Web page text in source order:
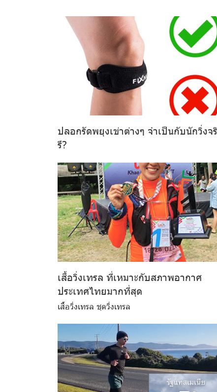
ปลอกรัดพยุงเข่าต่างๆ จำเป็นกับนักวิ่งจ
รึ?
เสื้อวิ่งเทรล ที่เหมาะกับสภาพอากาศ
ประเทศไทยมากที่สุด
เสื้อวิ่งเทรล ชุดวิ่งเทรล